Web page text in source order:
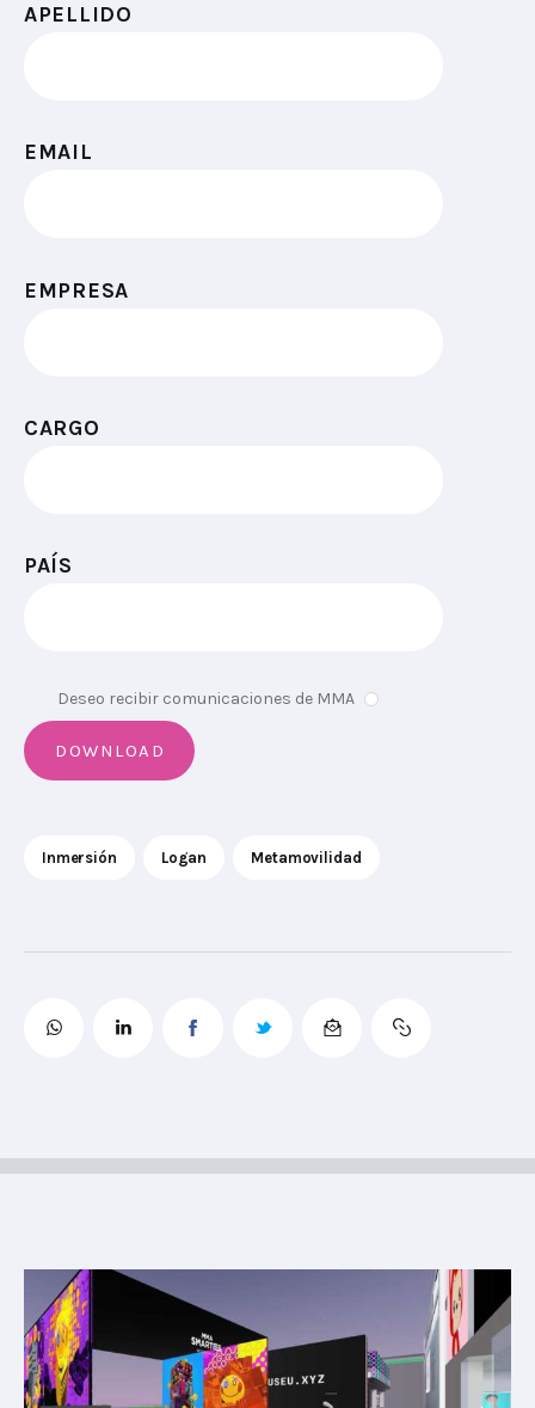
APELLIDO
EMAIL
EMPRESA
CARGO
PAÍS
Deseo recibir comunicaciones de MMA
Inmersión Logan Metamovilidad